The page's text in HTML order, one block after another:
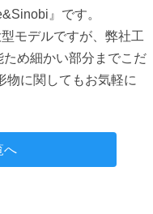
』です。
モデルですが、弊社工
め細かい部分までこだ
物に関してもお気軽に
へ